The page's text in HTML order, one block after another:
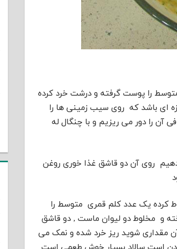
را پوست گرفته و درشت خرد کرده
ای باشد که روی سیب زمینی ها را
را دور می ریزیم و با چنگال له
روی آن دو قاشق غذا خوری روغن
کرده یک عدد کلم قمری متوسط را
و مخلوط دو لیوان ماست , دو قاشق
مقداری شوید ریز خرد شده و نمک می